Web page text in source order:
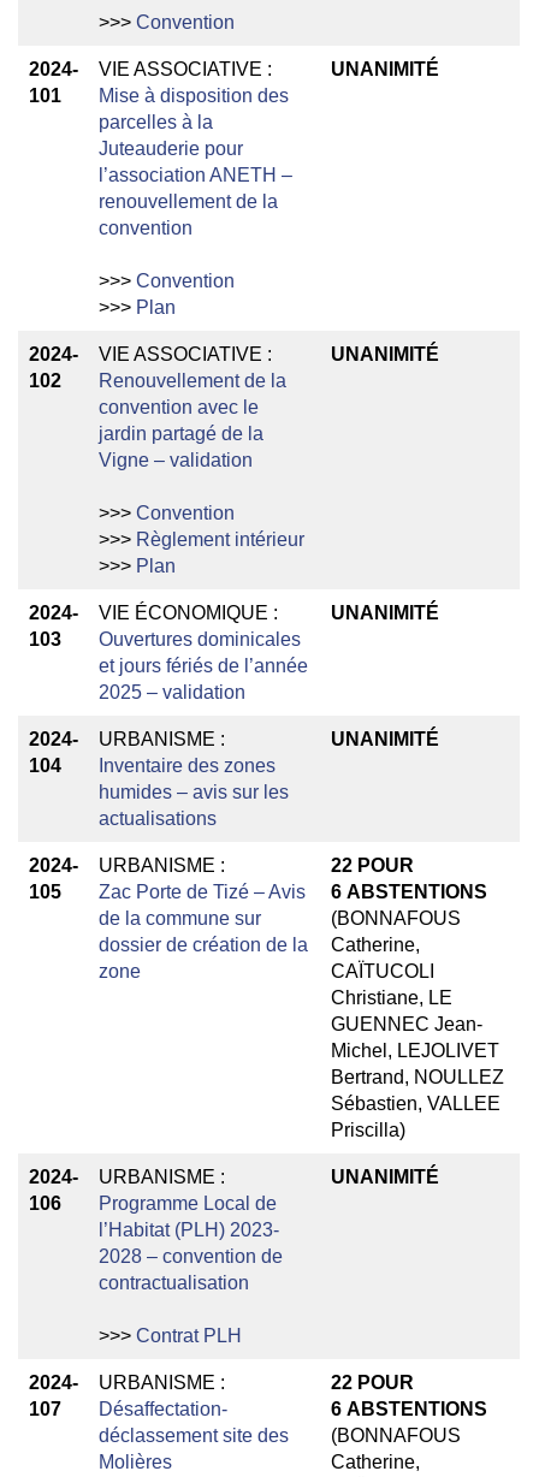
>>> Convention
2024-
101
VIE ASSOCIATIVE :
Mise à disposition des
parcelles à la
Juteauderie pour
l’association ANETH –
renouvellement de la
convention
>>> Convention
>>> Plan
UNANIMITÉ
2024-
102
VIE ASSOCIATIVE :
Renouvellement de la
convention avec le
jardin partagé de la
Vigne – validation
>>> Convention
>>> Règlement intérieur
>>> Plan
UNANIMITÉ
2024-
103
VIE ÉCONOMIQUE :
Ouvertures dominicales
et jours fériés de l’année
2025 – validation
UNANIMITÉ
2024-
104
URBANISME :
Inventaire des zones
humides – avis sur les
actualisations
UNANIMITÉ
2024-
105
URBANISME :
Zac Porte de Tizé – Avis
de la commune sur
dossier de création de la
zone
22 POUR
6 ABSTENTIONS
(BONNAFOUS
Catherine,
CAÏTUCOLI
Christiane, LE
GUENNEC Jean-
Michel, LEJOLIVET
Bertrand, NOULLEZ
Sébastien, VALLEE
Priscilla)
2024-
106
URBANISME :
Programme Local de
l’Habitat (PLH) 2023-
2028 – convention de
contractualisation
>>> Contrat PLH
UNANIMITÉ
2024-
107
URBANISME :
Désaffectation-
déclassement site des
Molières
22 POUR
6 ABSTENTIONS
(BONNAFOUS
Catherine,